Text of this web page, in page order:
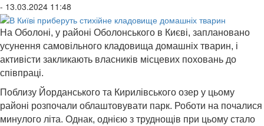
- 13.03.2024 11:48
На Оболоні, у районі Оболонського в Києві, заплановано
усунення самовільного кладовища домашніх тварин, і
активісти закликають власників місцевих поховань до
співпраці.
Поблизу Йорданського та Кирилівського озер у цьому
районі розпочали облаштовувати парк. Роботи на почалися
минулого літа. Однак, однією з труднощів при цьому стало